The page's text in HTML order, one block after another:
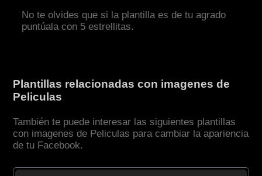
No te olvides que si la plantilla es de tu agrado
puntúala con 5 estrellitas.
Plantillas relacionadas con imagenes de
Peliculas
También te puede interesar las siguientes plantillas
con imagenes de Peliculas para cambiar la apariencia
de tu Facebook.